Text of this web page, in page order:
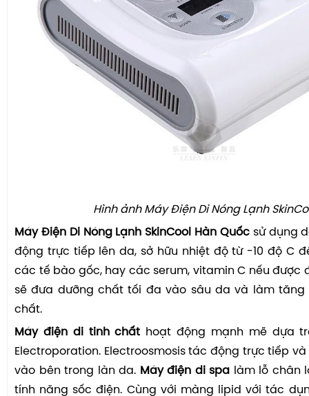
Hình ảnh Máy Điện Di Nóng Lạnh
Máy Điện Di Nóng Lạnh SkinCool Hàn Quốcsử dụng
động trực tiếp lên da, sở hữu nhiệt độ từ -10 độ C
các tế bào gốc, hay các serum, vitamin C nếu được
sẽ đưa dưỡng chất tối đa vào sâu da và làm tăng
chất.
Máy điện di tinh chất hoạt động mạnh mẽ dựa
Electroporation. Electroosmosis tác động trực tiếp
vào bên trong làn da. Máy điện di spa làm lỗ chân
tính năng sốc điện. Cùng với màng lipid với tác